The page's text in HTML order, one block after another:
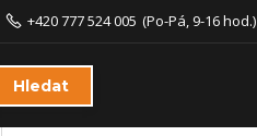
Hledat
+420 777 524 005 (Po-Pá, 9-16 hod.)